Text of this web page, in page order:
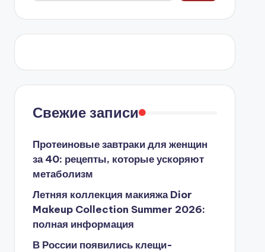
Свежие записи
Протеиновые завтраки для женщин
за 40: рецепты, которые ускоряют
метаболизм
Летняя коллекция макияжа Dior
Makeup Collection Summer 2026:
полная информация
В России появились клещи-